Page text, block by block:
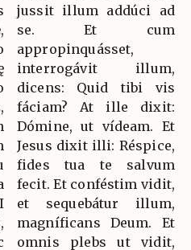
jussit illum addúci ad
se. Et cum
appropinquásset,
interrogávit illum,
dicens: Quid tibi vis
fáciam? At ille dixit:
Dómine, ut vídeam. Et
Jesus dixit illi: Réspice,
fides tua te salvum
fecit. Et conféstim vidit,
et sequebátur illum,
magníficans Deum. Et
omnis plebs ut vidit,